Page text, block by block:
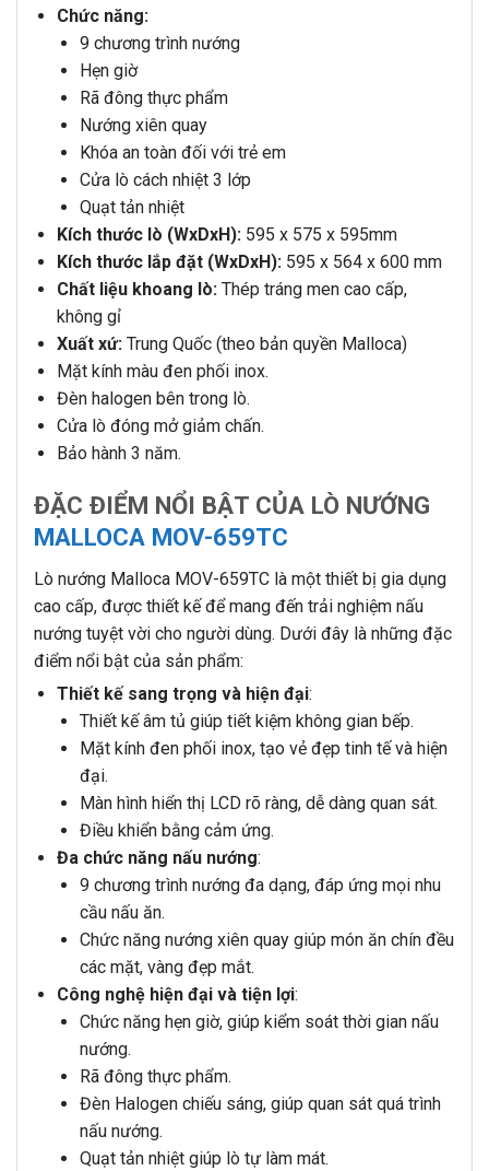
Chức năng:
9 chương trình nướng
Hẹn giờ
Rã đông thực phẩm
Nướng xiên quay
Khóa an toàn đối với trẻ em
Cửa lò cách nhiệt 3 lớp
Quạt tản nhiệt
Kích thước lò (WxDxH):595 x 575 x 595mm
Kích thước lắp đặt (WxDxH):595 x 564 x 600 mm
Chất liệu khoang lò:Thép tráng men cao cấp,
không gỉ
Xuất xứ:Trung Quốc (theo bản quyền Malloca)
Mặt kính màu đen phối inox.
Đèn halogen bên trong lò.
Cửa lò đóng mở giảm chấn.
Bảo hành 3 năm.
ĐẶC ĐIỂM NỔI BẬT CỦA LÒ NƯỚNG
MALLOCA MOV-659TC
Lò nướng Malloca MOV-659TC là một thiết bị gia dụng
cao cấp, được thiết kế để mang đến trải nghiệm nấu
nướng tuyệt vời cho người dùng. Dưới đây là những đặc
điểm nổi bật của sản phẩm:
Thiết kế sang trọng và hiện đại:
Thiết kế âm tủ giúp tiết kiệm không gian bếp.
Mặt kính đen phối inox, tạo vẻ đẹp tinh tế và hiện
đại.
Màn hình hiển thị LCD rõ ràng, dễ dàng quan sát.
Điều khiển bằng cảm ứng.
Đa chức năng nấu nướng:
9 chương trình nướng đa dạng, đáp ứng mọi nhu
cầu nấu ăn.
Chức năng nướng xiên quay giúp món ăn chín đều
các mặt, vàng đẹp mắt.
Công nghệ hiện đại và tiện lợi:
Chức năng hẹn giờ, giúp kiểm soát thời gian nấu
nướng.
Rã đông thực phẩm.
Đèn Halogen chiếu sáng, giúp quan sát quá trình
nấu nướng.
Quạt tản nhiệt giúp lò tự làm mát.